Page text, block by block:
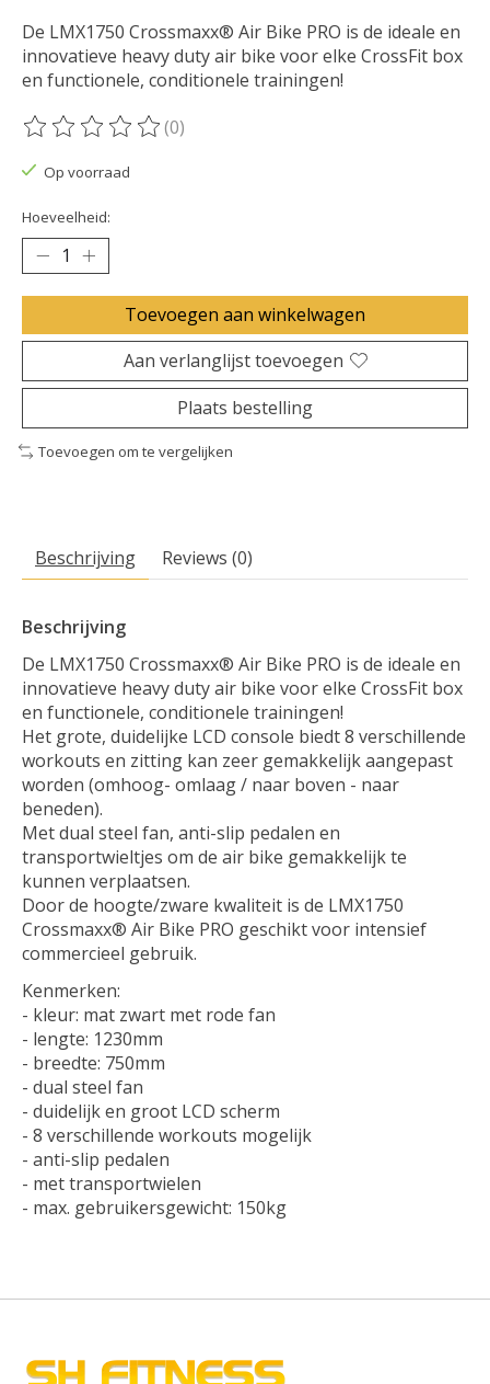
De LMX1750 Crossmaxx® Air Bike PRO is de ideale en
innovatieve heavy duty air bike voor elke CrossFit box
en functionele, conditionele trainingen!
De beoordeling van dit product is
(0)
Op voorraad
Hoeveelheid:
Toevoegen aan winkelwagen
Aan verlanglijst toevoegen
Plaats bestelling
Toevoegen om te vergelijken
Beschrijving Reviews (0)
Beschrijving
De LMX1750 Crossmaxx® Air Bike PRO is de ideale en
innovatieve heavy duty air bike voor elke CrossFit box
en functionele, conditionele trainingen!
Het grote, duidelijke LCD console biedt 8 verschillende
workouts en zitting kan zeer gemakkelijk aangepast
worden (omhoog- omlaag / naar boven - naar
beneden).
Met dual steel fan, anti-slip pedalen en
transportwieltjes om de air bike gemakkelijk te
kunnen verplaatsen.
Door de hoogte/zware kwaliteit is de LMX1750
Crossmaxx® Air Bike PRO geschikt voor intensief
commercieel gebruik.
Kenmerken:
- kleur: mat zwart met rode fan
- lengte: 1230mm
- breedte: 750mm
- dual steel fan
- duidelijk en groot LCD scherm
- 8 verschillende workouts mogelijk
- anti-slip pedalen
- met transportwielen
- max. gebruikersgewicht: 150kg